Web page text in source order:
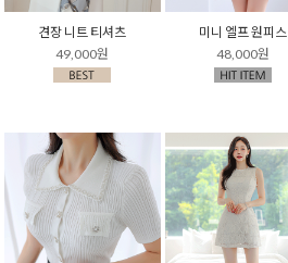
견장 니트 티셔츠
49,000원
미니 엘프 원피스
48,000원